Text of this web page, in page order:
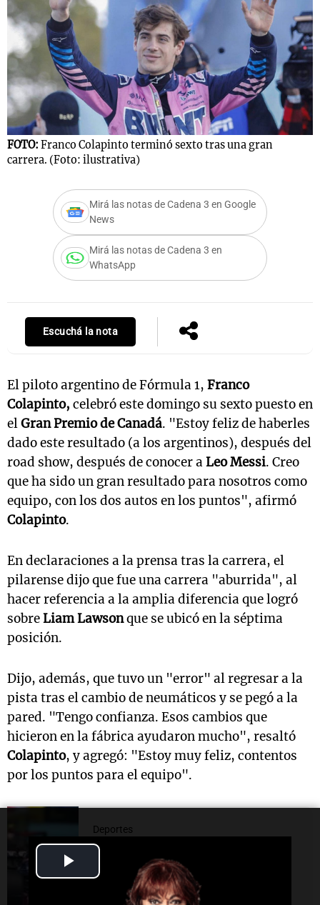
Video
FOTO: Franco Colapinto terminó sexto tras una gran
carrera. (Foto: ilustrativa)
Mirá las notas de Cadena 3 en Google
News
Mirá las notas de Cadena 3 en
WhatsApp
Escuchá la nota
El piloto argentino de Fórmula 1, Franco
Colapinto, celebró este domingo su sexto puesto en
elGran Premio de Canadá. "Estoy feliz de haberles
dado este resultado (a los argentinos), después del
road show, después de conocer aLeo Messi. Creo
que ha sido un gran resultado para nosotros como
equipo, con los dos autos en los puntos", afirmó
Colapinto.
En declaraciones a la prensa tras la carrera, el
pilarense dijo que fue una carrera "aburrida", al
hacer referencia a la amplia diferencia que logró
sobreLiam Lawsonque se ubicó en la séptima
posición.
Dijo, además, que tuvo un "error" al regresar a la
pista tras el cambio de neumáticos y se pegó a la
pared. "Tengo confianza. Esos cambios que
hicieron en la fábrica ayudaron mucho", resaltó
Colapinto, y agregó: "Estoy muy feliz, contentos
por los puntos para el equipo".
Deportes
Colapinto logra su mejor
resultado en la Fórmula 1 con
un sexto lugar en Canadá